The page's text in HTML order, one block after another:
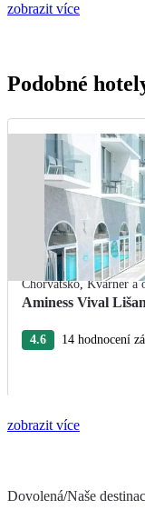
zobrazit více
Podobné
Chorvatsko,Kvarner a
Aminess Vival
4.6 14 hodnocení
zobrazit více
Dovolená/Naše